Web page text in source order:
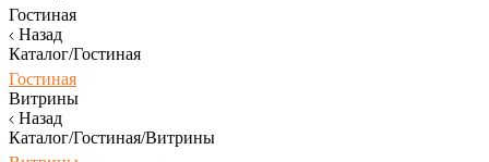
Гостиная
Назад
Каталог/Гостиная
Гостиная
Витрины
Назад
Каталог/Гостиная/Витрины